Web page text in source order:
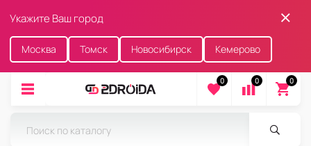
Укажите Ваш город
Москва Томск Новосибирск Кемерово
0 0 0